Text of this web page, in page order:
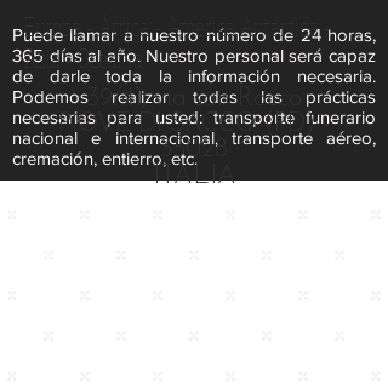
Puede llamar a nuestro número de 24 horas,
365 días al año. Nuestro personal será capaz
de darle toda la información necesaria.
Podemos realizar todas las prácticas
necesarias para usted: transporte funerario
nacional e internacional, transporte aéreo,
cremación, entierro, etc.
Europa - África - América Antártida -
Asia - Oceanía
39/41, via san Rocco
PIOVE DI SACCO (PD) -
35028
ITALIA